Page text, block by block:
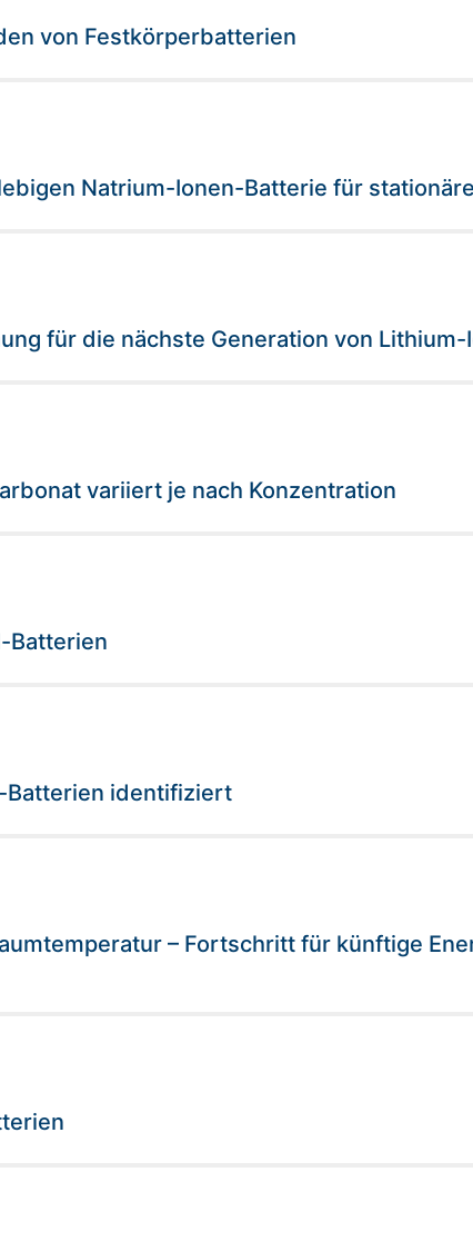
von Festkörperbatterien
Natrium-Ionen-Batterie für
für die nächste Generation von
variiert je nach Konzentration
Batterien
Batterien identifiziert
– Fortschritt für künftige